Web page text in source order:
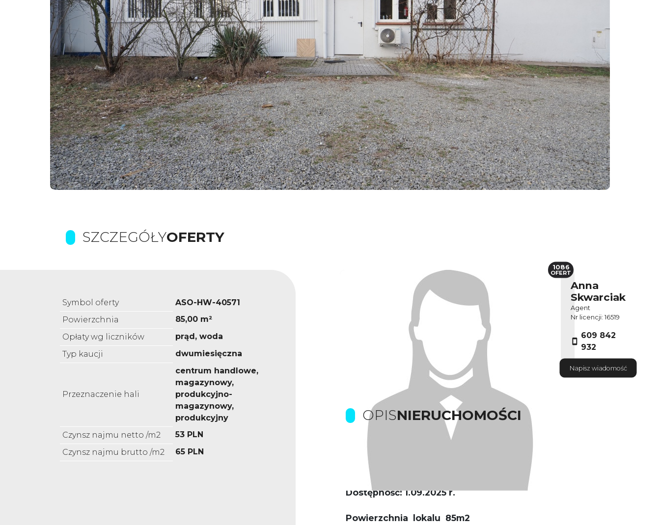
SZCZEGÓŁYOFERTY
Symbol oferty
ASO-HW-40571
Powierzchnia
85,00 m²
Opłaty wg liczników
prąd, woda
Typ kaucji
dwumiesięczna
Przeznaczenie hali
centrum handlowe,
magazynowy,
produkcyjno-
magazynowy,
produkcyjny
Czynsz najmu netto /m2
53 PLN
Czynsz najmu brutto /m2
65 PLN
Anna
Skwarciak
Agent
Nr licencji: 16519
609 842
932
Napisz wiadomość
1086
OFERT
OPISNIERUCHOMOŚCI
Murowany budynek wolnostojacy
Proponowana powierzchnia
Dostępność: 1.09.2025 r.
Powierzchnia lokalu 85m2